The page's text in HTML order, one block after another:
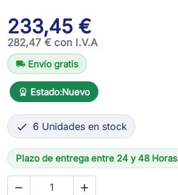
233,45 €
282,47 € con I.V.A
local_shipping Envío gratis
workspace_premium Estado:Nuevo
 6 Unidades en stock
Plazo de entrega entre 24 y 48 Horas
 